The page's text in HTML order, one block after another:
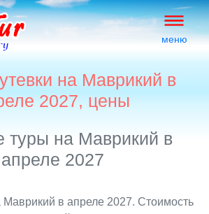
меню
на Маврикий в
2027, цены
туры на Маврикий в
апреле 2027
в апреле 2027. Стоимость